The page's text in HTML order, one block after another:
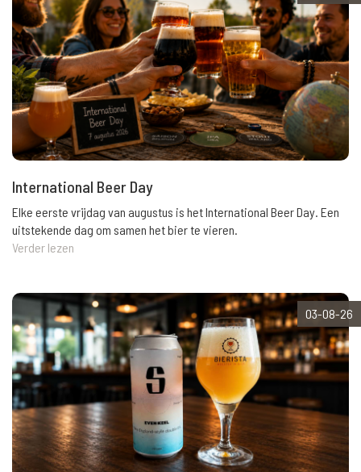
International Beer Day
Elke eerste vrijdag van augustus is het International Beer Day. Een
uitstekende dag om samen het bier te vieren.
Verder lezen
03-08-26